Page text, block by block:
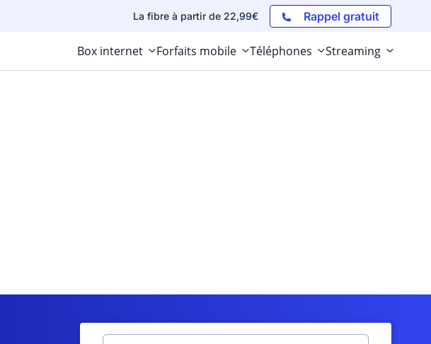
La fibre à partir de 22,99€ Rappel gratuit
Box internet Forfaits mobile Téléphones Streaming